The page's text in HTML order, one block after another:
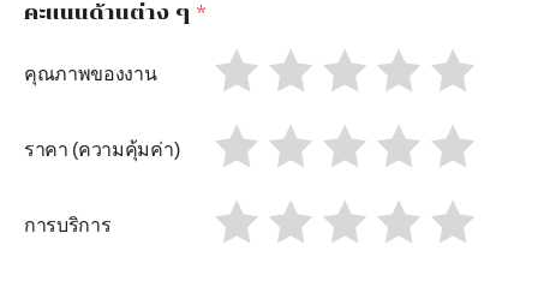
คะแนนด้านต่าง ๆ *
คุณภาพของงาน
ราคา (ความคุ้มค่า)
การบริการ